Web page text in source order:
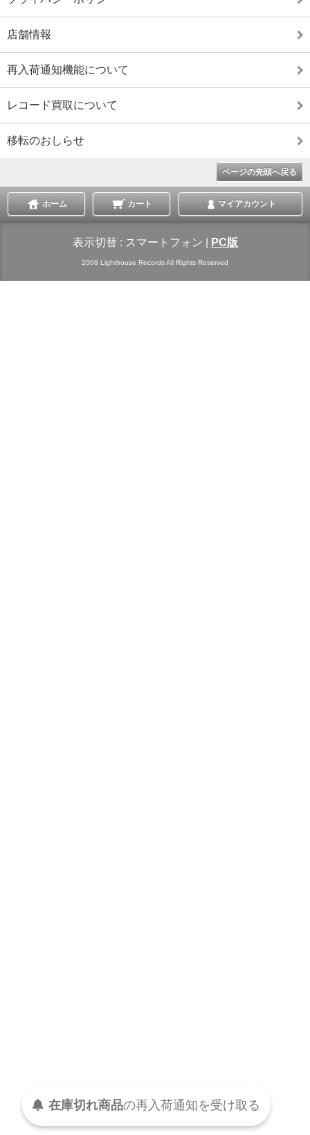
店舗情報
再入荷通知機能について
レコード買取について
移転のおしらせ
ページの先頭へ戻る
ホーム カート マイアカウント
表示切替 : スマートフォン PC版
2008 Lighthouse Records All Rights Reserved
在庫切れ商品の再入荷通知を受け取る